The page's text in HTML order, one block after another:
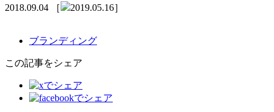
2018.09.04 ［ 2019.05.16］
ブランディング
この記事をシェア